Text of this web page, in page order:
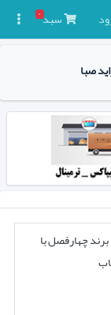
سبد۰
صبا
چهارفصل با